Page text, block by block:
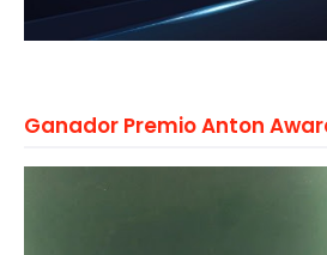
Ganador Premio Anton